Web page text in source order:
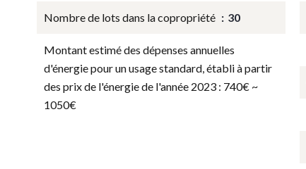
Nombre de lots dans la copropriété 30
Montant estimé des dépenses annuelles
d'énergie pour un usage standard, établi à partir
des prix de l'énergie de l'année 2023 : 740€ ~
1050€